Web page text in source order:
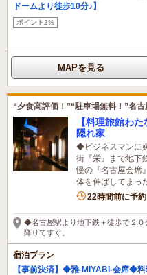
ドームより徒歩10分♪】
ポイント2%
MAPを見る
“夕食高評価！”“駐車場無料！”名
【料理旅館わ
隠れ家
◆ビジネスマンに
街『栄』まで地下
慢の『名古屋会
体を伸ばしてまっ
22時間前に予
◆名古屋駅より地下鉄＋徒歩で２
降りてすぐ。
宿泊プラン
【事前決済】◆雅-MIYABI-会席◆